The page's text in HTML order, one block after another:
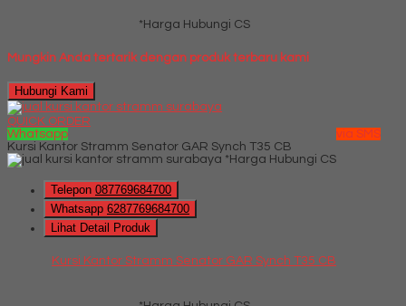
*Harga Hubungi CS
Mungkin Anda tertarik dengan produk terbaru kami
Hubungi Kami
QUICK ORDER
Whatsapp
via SMS
Kursi Kantor Stramm Senator GAR Synch T35 CB
*Harga Hubungi CS
Telepon 087769684700
Whatsapp 6287769684700
Lihat Detail Produk
Kursi Kantor Stramm Senator GAR Synch T35 CB